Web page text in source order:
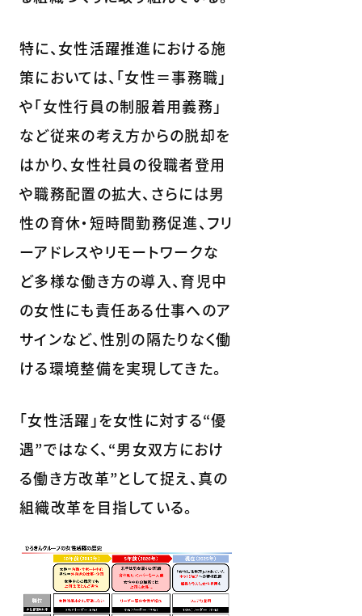
特に、女性活躍推進における施
策においては、「女性＝事務職」
や「女性行員の制服着用義務」
など従来の考え方からの脱却を
はかり、女性社員の役職者登用
や職務配置の拡大、さらには男
性の育休・短時間勤務促進、フリ
ーアドレスやリモートワークな
ど多様な働き方の導入、育児中
の女性にも責任ある仕事へのア
サインなど、性別の隔たりなく働
ける環境整備を実現してきた。
「女性活躍」を女性に対する“優
遇”ではなく、“男女双方におけ
る働き方改革”として捉え、真の
組織改革を目指している。